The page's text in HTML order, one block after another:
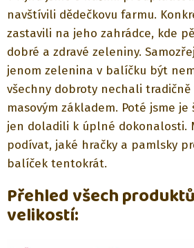
navštívili dědečkovu farmu.
zastavili na jeho zahrádce, kde
dobré a zdravé zeleniny.
jenom zelenina v balíčku být
všechny dobroty nechali
masovým základem. Poté jsme
jen doladili k úplné dokonalosti.
podívat, jaké hračky a pamlsky
balíček tentokrát.
Přehled všech
velikostí: